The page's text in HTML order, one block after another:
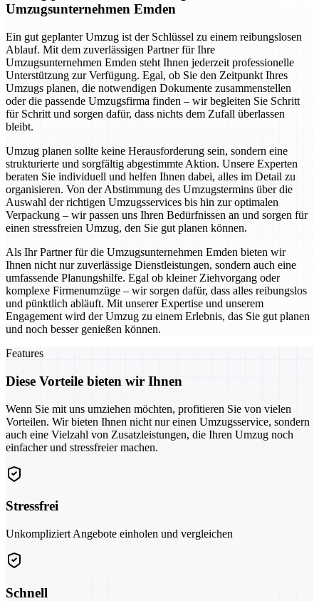
Umzugsunternehmen Emden
Ein gut geplanter Umzug ist der Schlüssel zu einem reibungslosen
Ablauf. Mit dem zuverlässigen Partner für Ihre
Umzugsunternehmen Emden steht Ihnen jederzeit professionelle
Unterstützung zur Verfügung. Egal, ob Sie den Zeitpunkt Ihres
Umzugs planen, die notwendigen Dokumente zusammenstellen
oder die passende Umzugsfirma finden – wir begleiten Sie Schritt
für Schritt und sorgen dafür, dass nichts dem Zufall überlassen
bleibt.
Umzug planen sollte keine Herausforderung sein, sondern eine
strukturierte und sorgfältig abgestimmte Aktion. Unsere Experten
beraten Sie individuell und helfen Ihnen dabei, alles im Detail zu
organisieren. Von der Abstimmung des Umzugstermins über die
Auswahl der richtigen Umzugsservices bis hin zur optimalen
Verpackung – wir passen uns Ihren Bedürfnissen an und sorgen für
einen stressfreien Umzug, den Sie gut planen können.
Als Ihr Partner für die Umzugsunternehmen Emden bieten wir
Ihnen nicht nur zuverlässige Dienstleistungen, sondern auch eine
umfassende Planungshilfe. Egal ob kleiner Ziehvorgang oder
komplexe Firmenumzüge – wir sorgen dafür, dass alles reibungslos
und pünktlich abläuft. Mit unserer Expertise und unserem
Engagement wird der Umzug zu einem Erlebnis, das Sie gut planen
und noch besser genießen können.
Features
Diese Vorteile bieten wir Ihnen
Wenn Sie mit uns umziehen möchten, profitieren Sie von vielen
Vorteilen. Wir bieten Ihnen nicht nur einen Umzugsservice, sondern
auch eine Vielzahl von Zusatzleistungen, die Ihren Umzug noch
einfacher und stressfreier machen.
Stressfrei
Unkompliziert Angebote einholen und vergleichen
Schnell